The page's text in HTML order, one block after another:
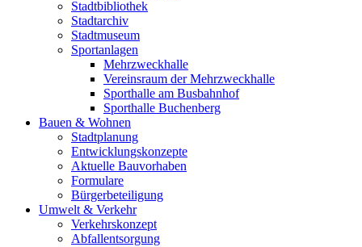
Stadtbibliothek
Stadtarchiv
Stadtmuseum
Sportanlagen
Mehrzweckhalle
Vereinsraum der Mehrzweckhalle
Sporthalle am Busbahnhof
Sporthalle Buchenberg
Bauen & Wohnen
Stadtplanung
Entwicklungskonzepte
Aktuelle Bauvorhaben
Formulare
Bürgerbeteiligung
Umwelt & Verkehr
Verkehrskonzept
Abfallentsorgung